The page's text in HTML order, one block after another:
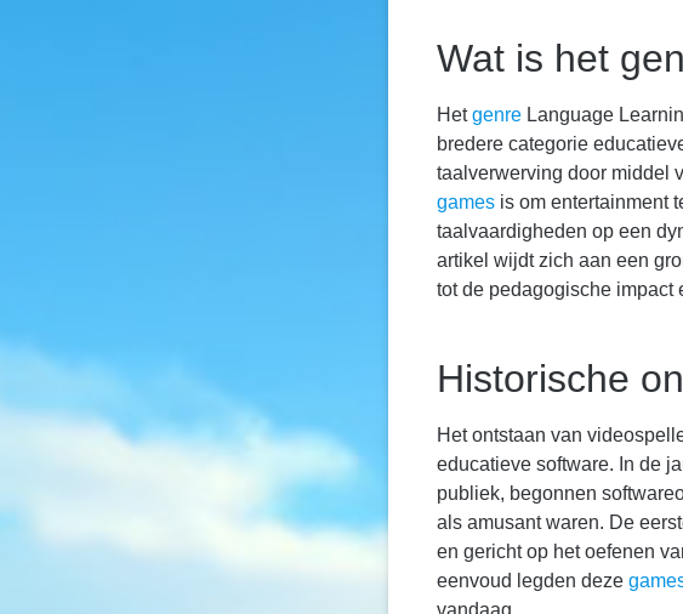
Wat is het
Hetgenre Language
bredere categorie
taalverwerving door middel
games is om entertainment
taalvaardigheden op een
artikel wijdt zich aan een
tot de pedagogische impact
Historische
Het ontstaan van
educatieve software. In de
publiek, begonnen
als amusant waren. De
en gericht op het oefenen
eenvoud legden deze